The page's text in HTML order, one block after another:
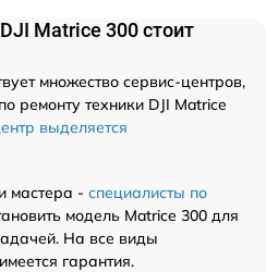
Matrice 300 стоит
множество сервис-центров,
ремонту техники DJI Matrice
выделяется
мастера - специалисты по
модель Matrice 300 для
На все виды
гарантия.